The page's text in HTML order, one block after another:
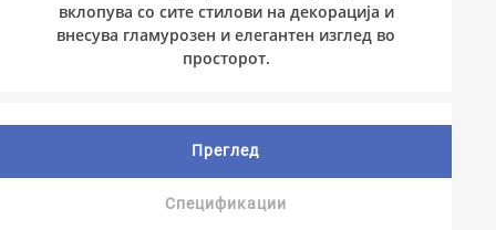
вклопува со сите стилови на декорација и
внесува гламурозен и елегантен изглед во
просторот.
Преглед
Спецификации